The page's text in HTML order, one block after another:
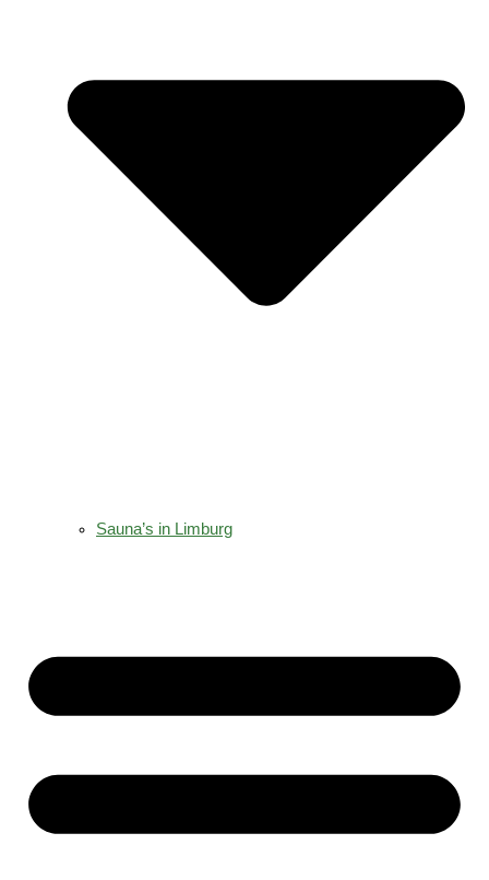
Sauna’s in Limburg